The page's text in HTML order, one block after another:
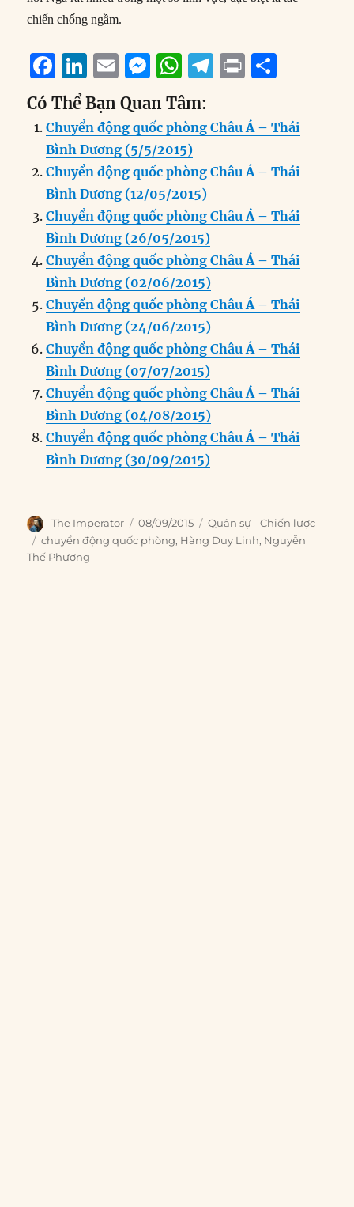
chiến chống ngầm.
F
a
c
e
b
o
o
k
Li
n
k
e
d
I
n
E
m
ai
l
M
e
ss
e
n
g
er
W
h
at
s
A
p
p
T
e
g
r
m
P
n
t
a
re
Có Thể Bạn Quan Tâm:
Chuyển động quốc phòng Châu Á – Thái
Bình Dương (5/5/2015)
Chuyển động quốc phòng Châu Á – Thái
Bình Dương (12/05/2015)
Chuyển động quốc phòng Châu Á – Thái
Bình Dương (26/05/2015)
Chuyển động quốc phòng Châu Á – Thái
Bình Dương (02/06/2015)
Chuyển động quốc phòng Châu Á – Thái
Bình Dương (24/06/2015)
Chuyển động quốc phòng Châu Á – Thái
Bình Dương (07/07/2015)
Chuyển động quốc phòng Châu Á – Thái
Bình Dương (04/08/2015)
Chuyển động quốc phòng Châu Á – Thái
Bình Dương (30/09/2015)
Author
The Imperator
Posted
on
08/09/2015 Categories
Quân sự - Chiến lược
Tags
chuyển động quốc phòng, Hàng Duy Linh, Nguyễn
Thế Phương